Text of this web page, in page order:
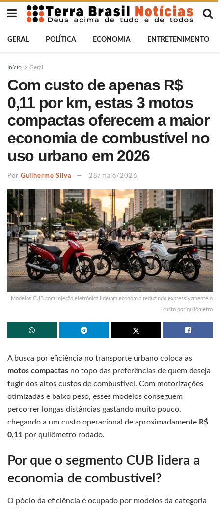
GERAL POLÍTICA ECONOMIA ENTRETENIMENTO
Início Geral
Com custo de apenas R$
0,11 por km, estas 3 motos
compactas oferecem a maior
economia de combustível no
uso urbano em 2026
Por Guilherme Silva 28/maio/2026
Modelos CUB com injeção eletrônica lideram economia reduzindo expressivamente o
custo por quilômetro
A busca por eficiência no transporte urbano coloca as
motos compactas no topo das preferências de quem deseja
fugir dos altos custos de combustível. Com motorizações
otimizadas e baixo peso, esses modelos conseguem
percorrer longas distâncias gastando muito pouco,
chegando a um custo operacional de aproximadamente R$
0,11 por quilômetro rodado.
Por que o segmento CUB lidera a
economia de combustível?
O pódio da eficiência é ocupado por modelos da categoria